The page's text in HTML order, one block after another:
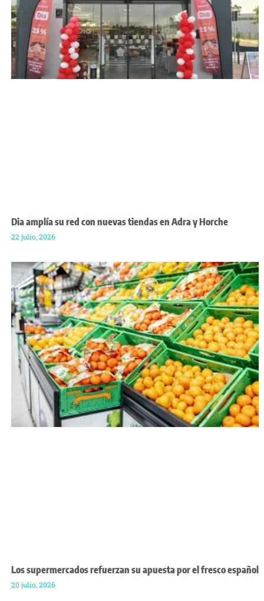
Dia amplía su red con nuevas tiendas en Adra y Horche
22 julio, 2026
Los supermercados refuerzan su apuesta por el fresco español
20 julio, 2026